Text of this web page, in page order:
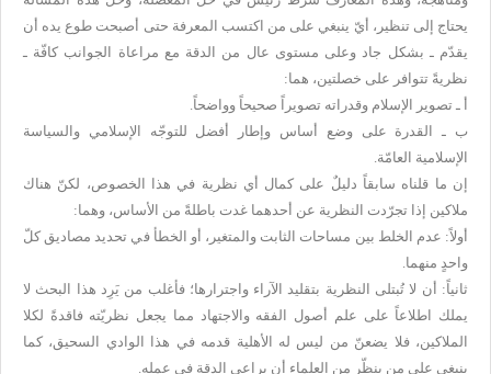
يحتاج إلى تنظير، أيّ ينبغي على من اكتسب المعرفة حتى أصبحت طوع يده أن
يقدّم ـ بشكل جاد وعلى مستوى عال من الدقة مع مراعاة الجوانب كافّة ـ
نظريةً تتوافر على خصلتين، هما:
أ ـ تصوير الإسلام وقدراته تصويراً صحيحاً وواضحاً.
ب ـ القدرة على وضع أساس وإطار أفضل للتوجّه الإسلامي والسياسة
الإسلامية العامّة.
إن ما قلناه سابقاً دليلٌ على كمال أي نظرية في هذا الخصوص، لكنّ هناك
ملاكين إذا تجرّدت النظرية عن أحدهما غدت باطلةً من الأساس، وهما:
أولاً: عدم الخلط بين مساحات الثابت والمتغير، أو الخطأ في تحديد مصاديق كلّ
واحدٍ منهما.
ثانياً: أن لا تُبتلى النظرية بتقليد الآراء واجترارها؛ فأغلب من يَرِد هذا البحث لا
يملك اطلاعاً على علم أصول الفقه والاجتهاد مما يجعل نظريّته فاقدةً لكلا
الملاكين، فلا يضعنّ من ليس له الأهلية قدمه في هذا الوادي السحيق، كما
ينبغي على من ينظّر من العلماء أن يراعي الدقة في عمله.